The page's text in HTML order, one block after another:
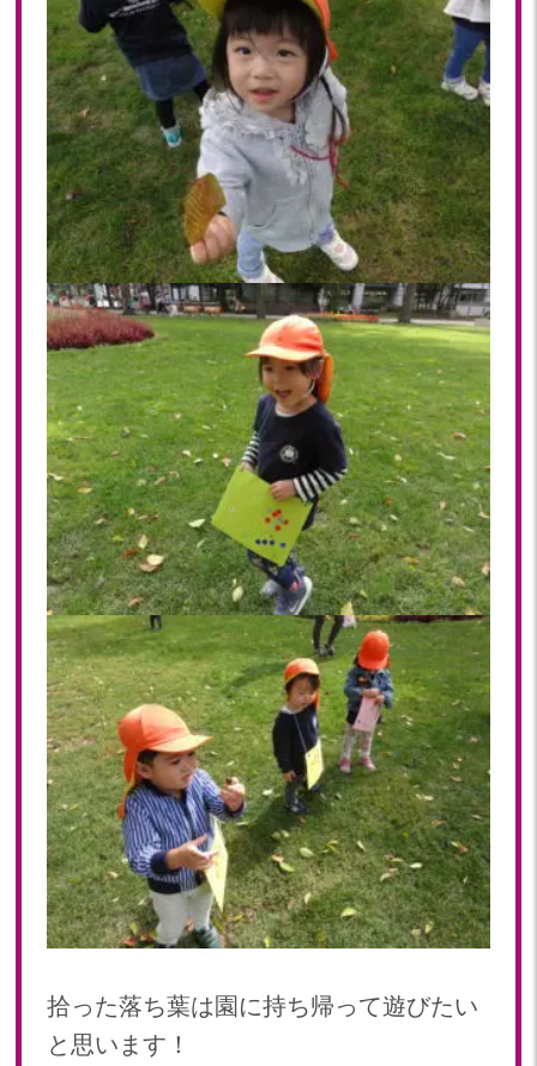
2018年 08月(19)
2018年 07月(20)
2018年 06月(21)
2018年 05月(11)
拾った落ち葉は園に持ち帰って遊びたい
と思います！